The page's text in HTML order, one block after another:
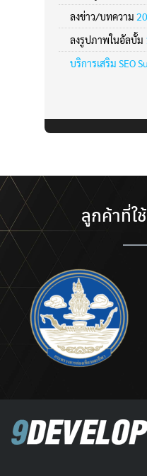
ลงข่าว/บทความ 20
ลงรูปภาพในอัลบั้ม
บริการเสริม SEO
ลูกค้าที่ใ